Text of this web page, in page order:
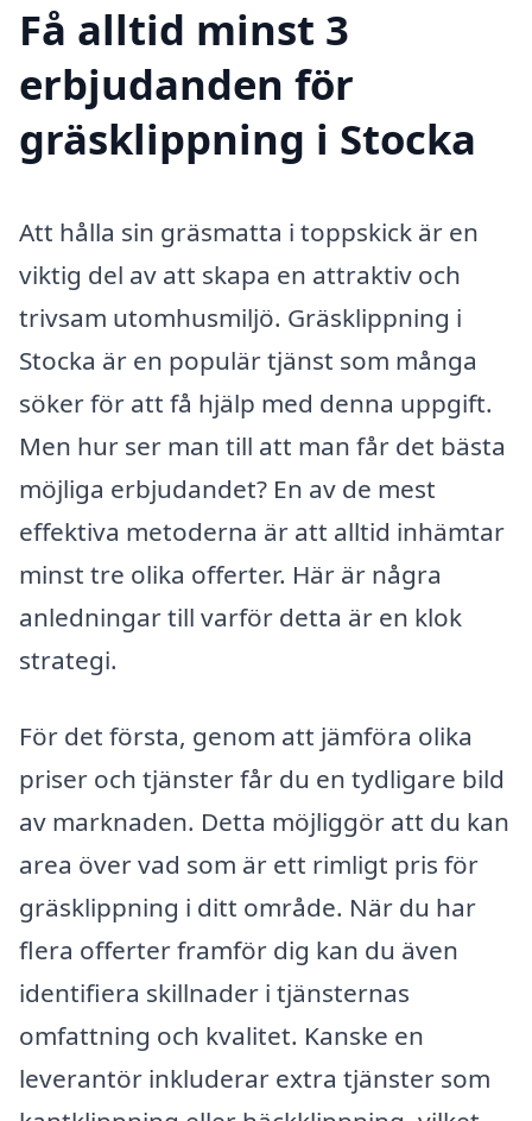
Få alltid minst 3
erbjudanden för
gräsklippning i Stocka
Att hålla sin gräsmatta i toppskick är en
viktig del av att skapa en attraktiv och
trivsam utomhusmiljö. Gräsklippning i
Stocka är en populär tjänst som många
söker för att få hjälp med denna uppgift.
Men hur ser man till att man får det bästa
möjliga erbjudandet? En av de mest
effektiva metoderna är att alltid inhämtar
minst tre olika offerter. Här är några
anledningar till varför detta är en klok
strategi.
För det första, genom att jämföra olika
priser och tjänster får du en tydligare bild
av marknaden. Detta möjliggör att du kan
area över vad som är ett rimligt pris för
gräsklippning i ditt område. När du har
flera offerter framför dig kan du även
identifiera skillnader i tjänsternas
omfattning och kvalitet. Kanske en
leverantör inkluderar extra tjänster som